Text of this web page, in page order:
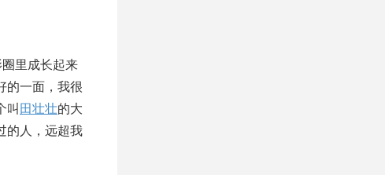
里成长起来
的一面，我很
叫田壮壮的大
的人，远超我